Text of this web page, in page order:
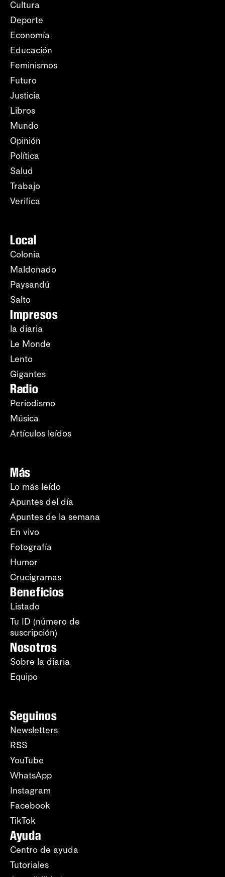
Cultura
Deporte
Economía
Educación
Feminismos
Futuro
Justicia
Libros
Mundo
Opinión
Política
Salud
Trabajo
Verifica
Local
Colonia
Maldonado
Paysandú
Salto
Impresos
la diaria
Le Monde
Lento
Gigantes
Radio
Periodismo
Música
Artículos leídos
Más
Lo más leído
Apuntes del día
Apuntes de la semana
En vivo
Fotografía
Humor
Crucigramas
Beneficios
Listado
Tu ID (número de
suscripción)
Nosotros
Sobre la diaria
Equipo
Seguinos
Newsletters
RSS
YouTube
WhatsApp
Instagram
Facebook
TikTok
Ayuda
Centro de ayuda
Tutoriales